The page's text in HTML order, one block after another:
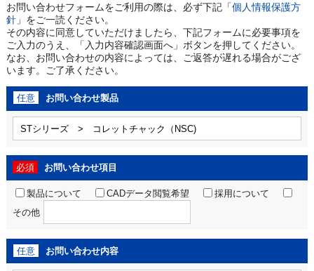
お問い合わせフォームをご利用の際は、必ず下記「個人情報保護方
針」をご一読ください。
その内容に同意していただけましたら、下記フォームに必要事項を
ご入力のうえ、「入力内容確認画面へ」ボタンを押してください。
なお、お問い合わせの内容によっては、ご返答が遅れる場合がござ
います。ご了承ください。
任意 お問い合わせ製品
必須 お問い合わせ項目
製品について CADデータ閲覧希望
採用について
その他
任意 お問い合わせ内容